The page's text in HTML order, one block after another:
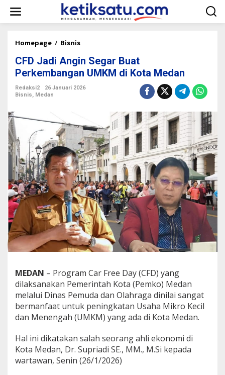
w
Homepage / Bisnis
D
J
a
d
g
n
S
e
g
a
r
B
u
a
t
P
e
r
m
b
a
n
g
a
U
M
K
CFD Jadi Angin Segar Buat
Perkembangan UMKM di Kota Medan
Redaksi2
26 Januari 2026
Bisnis, Medan
MEDAN – Program Car Free Day (CFD) yang
dilaksanakan Pemerintah Kota (Pemko) Medan
melalui Dinas Pemuda dan Olahraga dinilai sangat
bermanfaat untuk peningkatan Usaha Mikro Kecil
dan Menengah (UMKM) yang ada di Kota Medan.
Hal ini dikatakan salah seorang ahli ekonomi di
Kota Medan, Dr. Supriadi SE., MM., M.Si kepada
wartawan, Senin (26/1/2026)